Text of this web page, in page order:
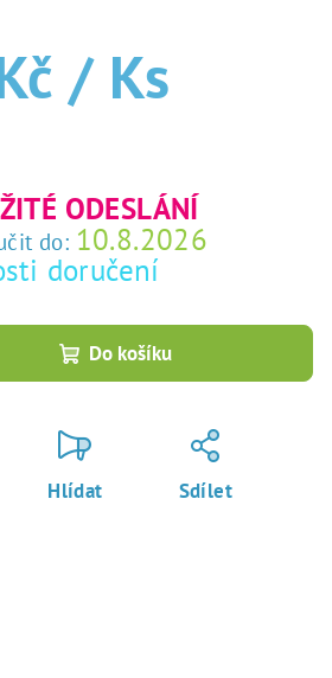
/ Ks
ODESLÁNÍ
do: 10.8.2026
doručení
Do košíku
Hlídat Sdílet